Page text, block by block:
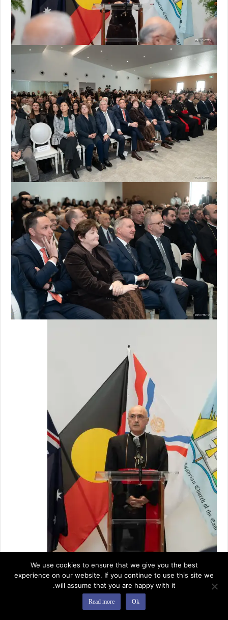
We use cookies to ensure that we give you the best
experience on our website. If you continue to use this site we
will assume that you are happy with it.
Ok
Read more